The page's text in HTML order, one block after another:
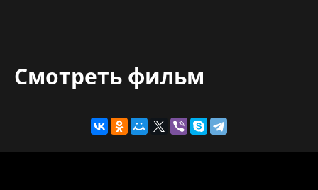
Смотреть фильм